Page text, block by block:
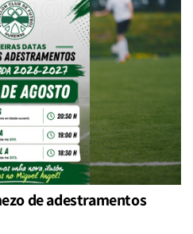
de adestramentos